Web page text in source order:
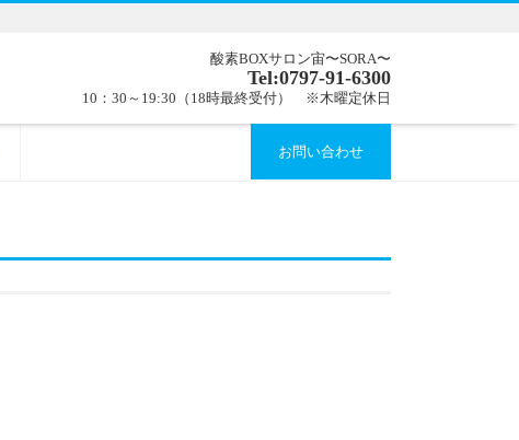
酸素BOXサロン宙〜SORA〜
Tel:0797-91-6300
10：30～19:30（18時最終受付） ※木曜定休日
お問い合わせ